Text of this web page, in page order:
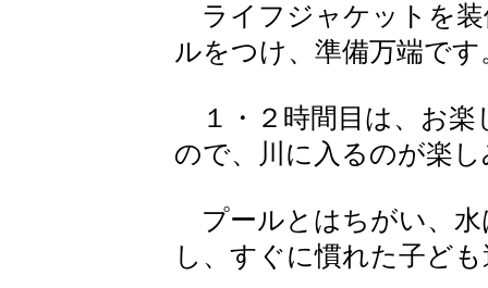
ライフジャケットを装
ルをつけ、準備万端です
１・２時間目は、お楽
ので、川に入るのが楽
プールとはちがい、水
し、すぐに慣れた子ど